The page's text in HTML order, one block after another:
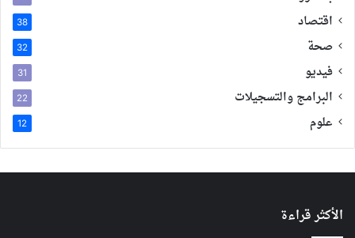
اقتصاد 38
صحة 32
فيديو 31
البرامج والتسجيلات 22
علوم 12
الأكثر قراءة